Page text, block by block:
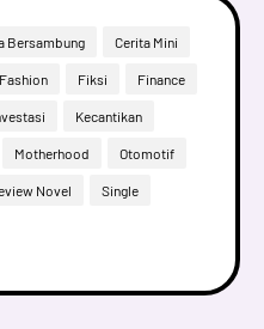
Bersambung Cerita Mini
Fashion Fiksi Finance
Kecantikan
Motherhood Otomotif
Novel Single